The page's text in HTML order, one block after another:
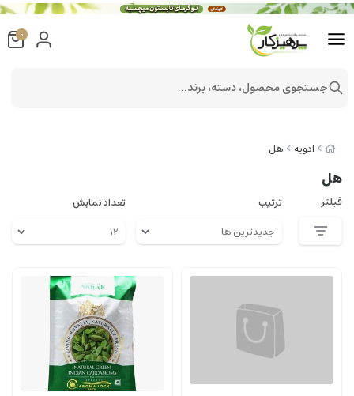
ادویه هل
هل
فیلتر ترتیب تعداد نمایش
0
جستجوی محصول، دسته، برند...